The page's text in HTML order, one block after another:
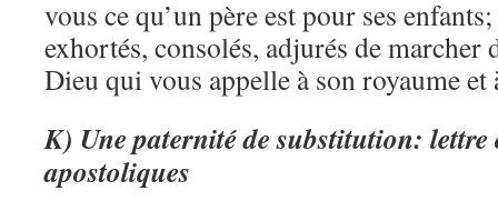
vous ce qu’un père est pour ses
exhortés, consolés, adjurés de marcher
Dieu qui vous appelle à son royaume et
K) Une paternité de substitution: lettre
apostoliques